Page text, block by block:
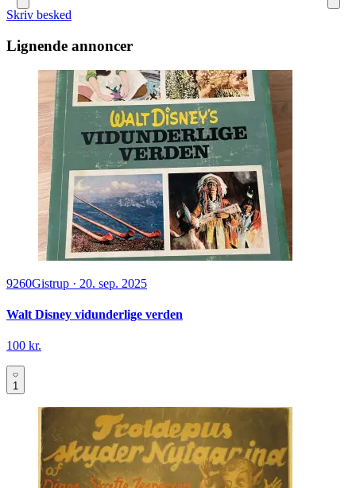
Skriv besked
Lignende annoncer
9260Gistrup · 20. sep. 2025
Walt Disney vidunderlige verden
100 kr.
1